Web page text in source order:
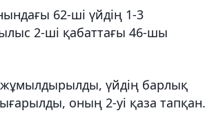
62-ші үйдің 1-3
2-ші қабаттағы 46-шы
үйдің барлық
оның 2-уі қаза тапқан.